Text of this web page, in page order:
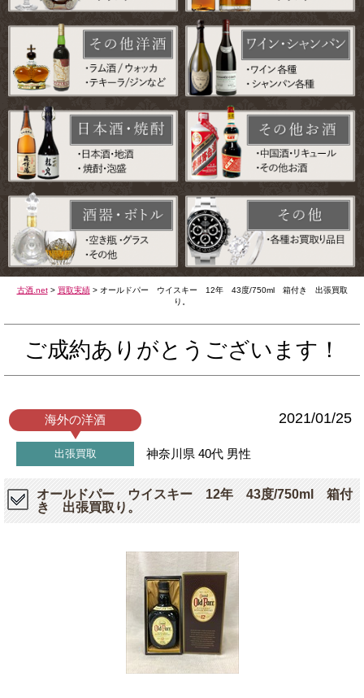
古酒.net> 買取実績> オールドパー ウイスキー 12年 43度/750ml 箱付き 出張買取
り。
ご成約ありがとうございます！
海外の洋酒 2021/01/25
出張買取 神奈川県 40代 男性
オールドパー ウイスキー 12年 43度/750ml 箱付
き 出張買取り。